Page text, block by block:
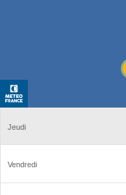
Jeudi
Vendredi